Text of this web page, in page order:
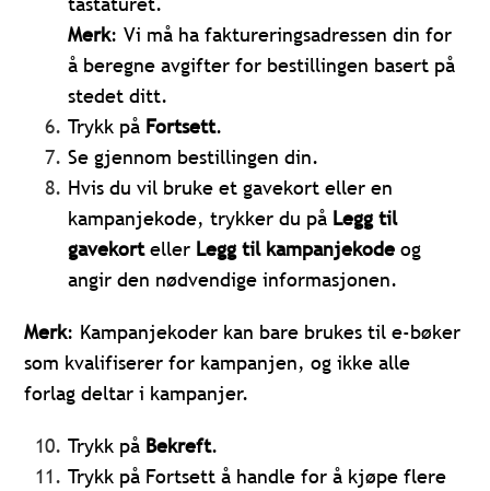
Merk: Vi må ha faktureringsadressen din for
å beregne avgifter for bestillingen basert på
stedet ditt.
Trykk på Fortsett.
Se gjennom bestillingen din.
Hvis du vil bruke et gavekort eller en
kampanjekode, trykker du på Legg til
gavekorteller Legg til kampanjekode og
angir den nødvendige informasjonen.
Merk: Kampanjekoder kan bare brukes til e-bøker
som kvalifiserer for kampanjen, og ikke alle
forlag deltar i kampanjer.
Trykk på Bekreft.
Trykk på Fortsett å handle for å kjøpe flere